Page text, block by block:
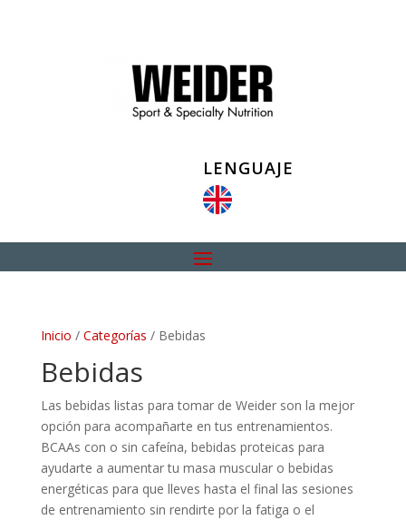
LENGUAJE
Inicio / Categorías / Bebidas
Bebidas
Las bebidas listas para tomar de Weider son la mejor
opción para acompañarte en tus entrenamientos.
BCAAs con o sin cafeína, bebidas proteicas para
ayudarte a aumentar tu masa muscular o bebidas
energéticas para que lleves hasta el final las sesiones
de entrenamiento sin rendirte por la fatiga o el